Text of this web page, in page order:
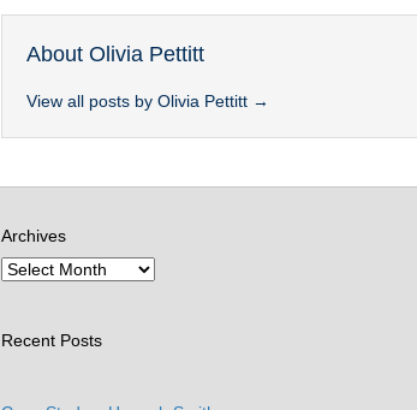
About Olivia Pettitt
View all posts by Olivia Pettitt →
Archives
Recent Posts